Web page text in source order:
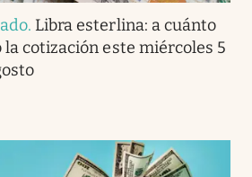
. Libra esterlina: a cuánto
la cotización este miércoles 5